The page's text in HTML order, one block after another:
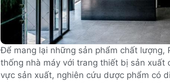
Để mang lại những sản phẩm chất lượng,
thống nhà máy với trang thiết bị sản xuất
vực sản xuất, nghiên cứu dược phẩm có